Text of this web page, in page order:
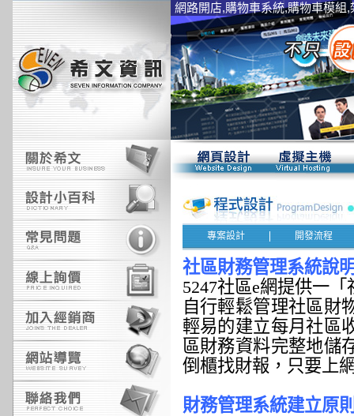
網路開店,購物車系統,購物車模組
專案設計 開發流程
社區財務管理系統說
5247社區e網提供一「
自行輕鬆管理社區財
輕易的建立每月社區
區財務資料完整地儲
倒櫃找財報，只要上
財務管理系統建立原